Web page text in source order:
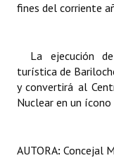
fines del corriente
La ejecución
turística de
y convertirá al
Nuclear en un
AUTORA: Concejal